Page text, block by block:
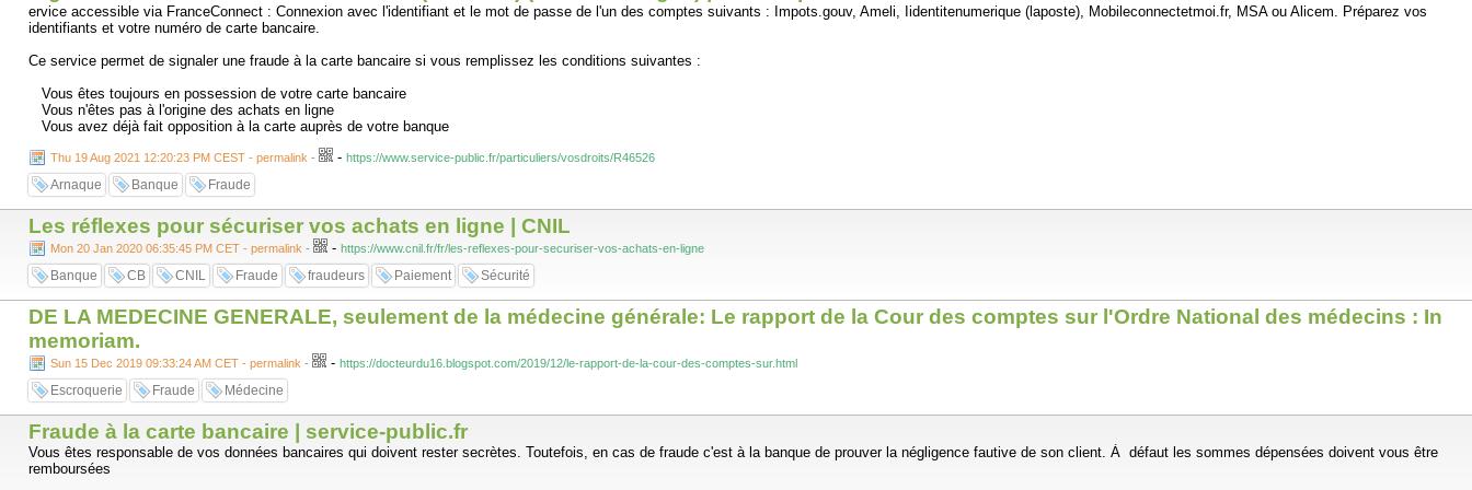
ervice accessible via FranceConnect : Connexion avec l'identifiant et le mot de passe de l'un des comptes suivants : Impots.gouv, Ameli, Iidentitenumerique (laposte), Mobileconnectetmoi.fr, MSA ou Alicem. Préparez vos
identifiants et votre numéro de carte bancaire.
Ce service permet de signaler une fraude à la carte bancaire si vous remplissez les conditions suivantes :
Vous êtes toujours en possession de votre carte bancaire
Vous n'êtes pas à l'origine des achats en ligne
Vous avez déjà fait opposition à la carte auprès de votre banque
Thu 19 Aug 2021 12:20:23 PM CEST - permalink - - https://www.service-public.fr/particuliers/vosdroits/R46526
Arnaque Banque Fraude
Les réflexes pour sécuriser vos achats en ligne | CNIL
Mon 20 Jan 2020 06:35:45 PM CET - permalink - - https://www.cnil.fr/fr/les-reflexes-pour-securiser-vos-achats-en-ligne
Banque CB CNIL Fraude fraudeurs Paiement Sécurité
DE LA MEDECINE GENERALE, seulement de la médecine générale: Le rapport de la Cour des comptes sur l'Ordre National des médecins : In
memoriam.
Sun 15 Dec 2019 09:33:24 AM CET - permalink - - https://docteurdu16.blogspot.com/2019/12/le-rapport-de-la-cour-des-comptes-sur.html
Escroquerie Fraude Médecine
Fraude à la carte bancaire | service-public.fr
Vous êtes responsable de vos données bancaires qui doivent rester secrètes. Toutefois, en cas de fraude c'est à la banque de prouver la négligence fautive de son client. À défaut les sommes dépensées doivent vous être
remboursées